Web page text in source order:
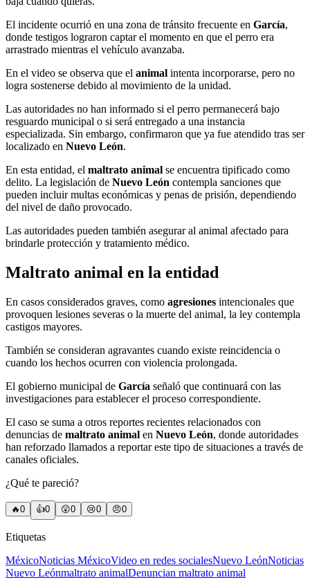
El incidente ocurrió en una zona de tránsito frecuente en García,
donde testigos lograron captar el momento en que el perro era
arrastrado mientras el vehículo avanzaba.
En el video se observa que el animal intenta incorporarse, pero no
logra sostenerse debido al movimiento de la unidad.
Las autoridades no han informado si el perro permanecerá bajo
resguardo municipal o si será entregado a una instancia
especializada. Sin embargo, confirmaron que ya fue atendido tras ser
localizado en Nuevo León.
En esta entidad, el maltrato animal se encuentra tipificado como
delito. La legislación de Nuevo León contempla sanciones que
pueden incluir multas económicas y penas de prisión, dependiendo
del nivel de daño provocado.
Las autoridades pueden también asegurar al animal afectado para
brindarle protección y tratamiento médico.
Maltrato animal en la entidad
En casos considerados graves, como agresiones intencionales que
provoquen lesiones severas o la muerte del animal, la ley contempla
castigos mayores.
También se consideran agravantes cuando existe reincidencia o
cuando los hechos ocurren con violencia prolongada.
El gobierno municipal de García señaló que continuará con las
investigaciones para establecer el proceso correspondiente.
El caso se suma a otros reportes recientes relacionados con
denuncias de maltrato animal en Nuevo León, donde autoridades
han reforzado llamados a reportar este tipo de situaciones a través de
canales oficiales.
¿Qué te pareció?
🔥0 👍0 😲0 😢0 😠0
Etiquetas
MéxicoNoticias MéxicoVideo en redes socialesNuevo LeónNoticias
Nuevo Leónmaltrato animalDenuncian maltrato animal